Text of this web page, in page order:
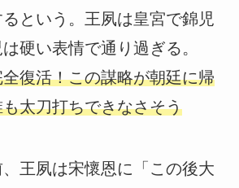
という。王夙は皇宮で錦児
硬い表情で通り過ぎる。
復活！この謀略が朝廷に帰
太刀打ちできなさそう
王夙は宋懷恩に「この後大